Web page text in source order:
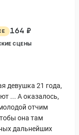
164 ₽
СЦЕНЫ
девушка 21 года,
... А оказалось,
отчим
она там
дальнейших